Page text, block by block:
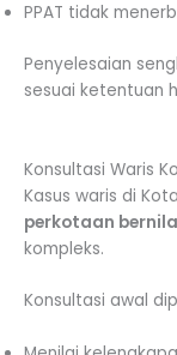
PPAT tidak
Penyelesaian
sesuai ketentuan
Konsultasi Waris
Kasus waris di
perkotaan
kompleks.
Konsultasi awal